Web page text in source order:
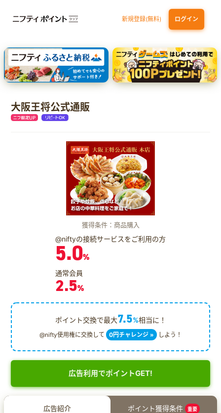
新規登録(無料) ログイン
三井住友カード ゴールド（NL）（家族カード発行） dカード GOLD
【実質初月無料】DMM | Disney+(ディズニープラス) セットプラン
SBI証券 確定拠出年金（iDeCo）
大阪王将公式通販
獲得条件：商品購入
@niftyの接続サービスをご利用の方
5.0%
通常会員
2.5%
ポイント交換で最大7.5%相当に！
@nifty使用権に交換して 0円チャレンジ » しよう！
広告利用でポイントGET!
広告紹介 ポイント獲得条件 重要